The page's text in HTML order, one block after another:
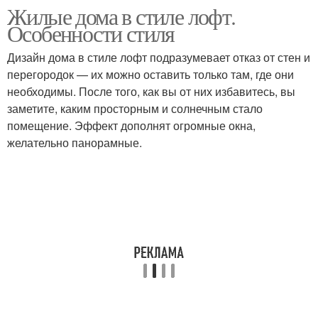
стиль
Брутализм в интерьере
Чердак в
промышленном стиле
Брутальный стиль
Жилые дома в стиле лофт.
Особенности стиля
Дизайн дома в стиле лофт подразумевает отказ от стен и
перегородок — их можно оставить только там, где они
необходимы. После того, как вы от них избавитесь, вы
заметите, каким просторным и солнечным стало
помещение. Эффект дополнят огромные окна,
желательно панорамные.